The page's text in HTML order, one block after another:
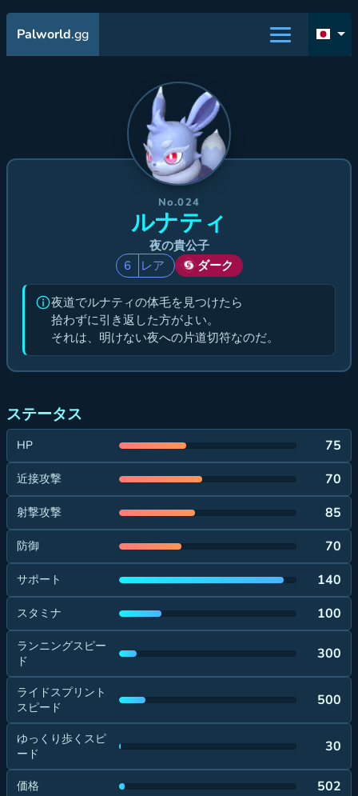
Palworld.gg
No.024
ルナティ
夜の貴公子
6
レア ダーク
夜道でルナティの体毛を見つけたら
拾わずに引き返した方がよい。
それは、明けない夜への片道切符なのだ。
ステータス
HP 75
近接攻撃 70
射撃攻撃 85
防御 70
サポート 140
スタミナ 100
ランニングスピー
ド
300
ライドスプリント
スピード
500
ゆっくり歩くスピ
ード
30
価格 502